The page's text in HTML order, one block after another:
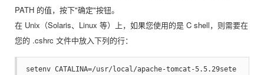
PATH 的值，按下"确定"按钮。
在 Unix（Solaris、Linux 等）上，如果您使用的是 C shell，则需要在
您的 .cshrc 文件中放入下列的行：
setenv CATALINA=/usr/local/apache-tomcat-5.5.29sete